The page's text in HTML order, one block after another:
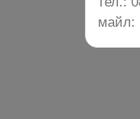
майл: